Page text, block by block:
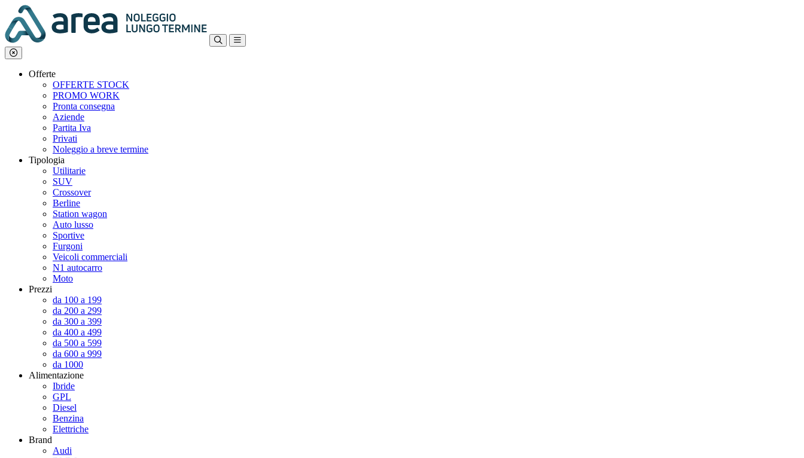
Offerte
OFFERTE STOCK
PROMO WORK
Pronta consegna
Aziende
Partita Iva
Privati
Noleggio a breve termine
Tipologia
Utilitarie
SUV
Crossover
Berline
Station wagon
Auto lusso
Sportive
Furgoni
Veicoli commerciali
N1 autocarro
Moto
Prezzi
da 100 a 199
da 200 a 299
da 300 a 399
da 400 a 499
da 500 a 599
da 600 a 999
da 1000
Alimentazione
Ibride
GPL
Diesel
Benzina
Elettriche
Brand
Audi